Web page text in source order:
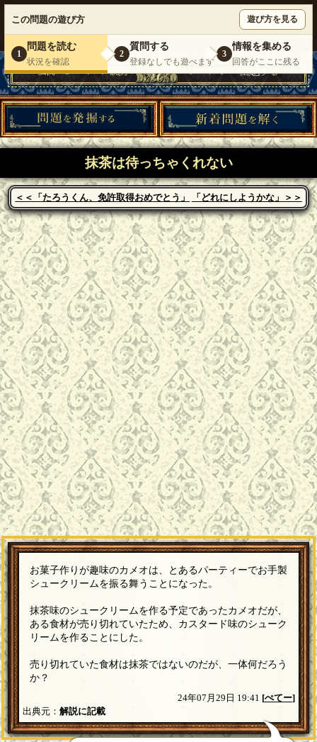
いらっしゃいませ。ゲスト |お問い合わせ
|
抹茶は待っちゃくれない
＜＜「たろうくん、免許取得おめでとう」 「どれにしようかな」＞＞
この問題の遊び方 遊び方を見る
1
問題を読む
状況を確認
2
質問する
登録なしでも遊べます
3
情報を集める
回答がここに残る
お菓子作りが趣味のカメオは、とあるパーティーでお手製
シュークリームを振る舞うことになった。
抹茶味のシュークリームを作る予定であったカメオだが、
ある食材が売り切れていたため、カスタード味のシューク
リームを作ることにした。
売り切れていた食材は抹茶ではないのだが、一体何だろう
か？
24年07月29日 19:41 [ぺてー]
出典元：解説に記載